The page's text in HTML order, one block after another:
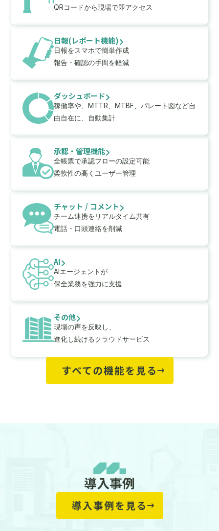
QRコードから現場で即アクセス
日報(レポート機能)
日報をスマホで簡単作成
報告・確認の手間を軽減
ダッシュボード
稼働率や、MTTR、MTBF、パレート図など自
由自在に、自動集計
承認・管理機能
全帳票で承認フローの設定可能
柔軟性の高くユーザー管理
チャット / コメント
チーム連携をリアルタイム共有
電話・口頭連絡を削減
AI
AIエージェントが
保全業務を強力に支援
その他
現場の声を反映し、
進化し続けるクラウドサービス
すべての機能を見る
導入事例
導入事例を見る